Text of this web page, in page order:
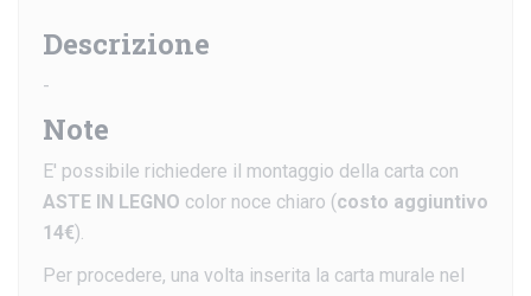
Descrizione
-
Note
E' possibile richiedere il montaggio della carta con
ASTE IN LEGNO color noce chiaro (costo aggiuntivo
14€).
Per procedere, una volta inserita la carta murale nel